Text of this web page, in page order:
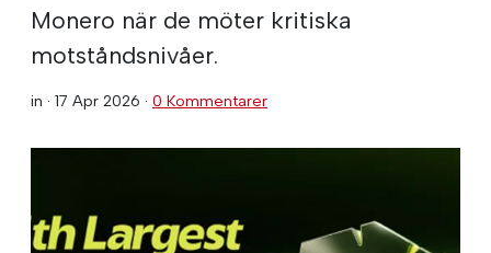
Monero när de möter kritiska
motståndsnivåer.
in · 17 Apr 2026 · 0 Kommentarer